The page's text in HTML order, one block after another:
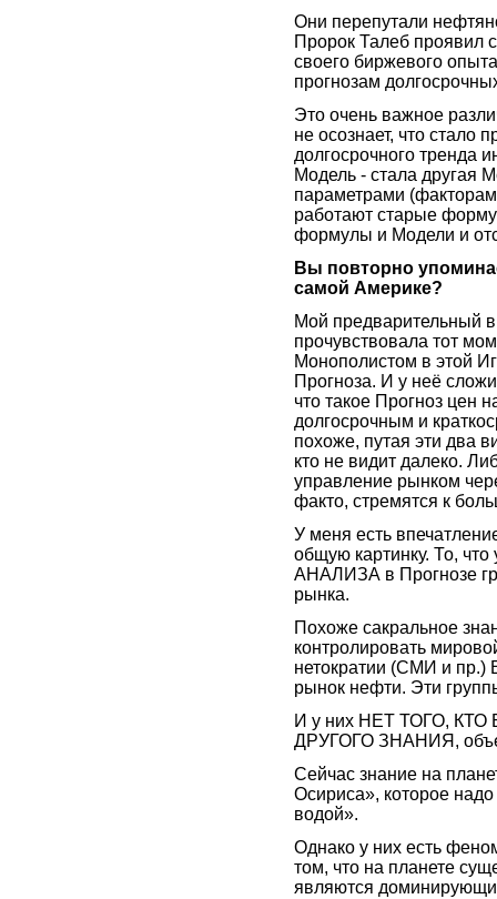
Они перепутали
Пророк Талеб проявил
своего биржевого
прогнозам
Это очень важное
не осознает, что стало
долгосрочного тренда
Модель - стала другая
параметрами
работают старые
формулы и Модели и
Вы повторно
самой Америке?
Мой предварительный
прочувствовала тот
Монополистом в этой
Прогноза. И у неё
что такое Прогноз цен
долгосрочным и
похоже, путая эти два
кто не видит далеко.
управление рынком
факто, стремятся к
У меня есть
общую картинку. То,
АНАЛИЗА в Прогнозе
рынка.
Похоже сакральное
контролировать
нетократии (СМИ и пр.)
рынок нефти. Эти
И у них НЕТ ТОГО,
ДРУГОГО ЗНАНИЯ,
Сейчас знание на
Осириса», которое
водой».
Однако у них есть
том, что на планете
являются